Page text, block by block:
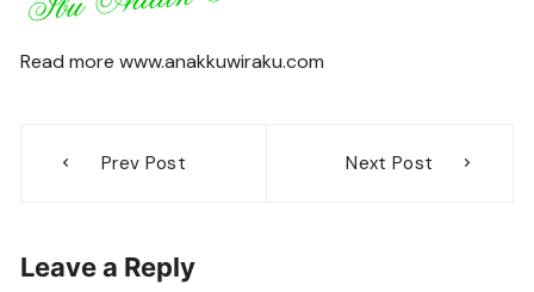
Read more www.anakkuwiraku.com
navigation
Prev Post Next Post
Leave a Reply